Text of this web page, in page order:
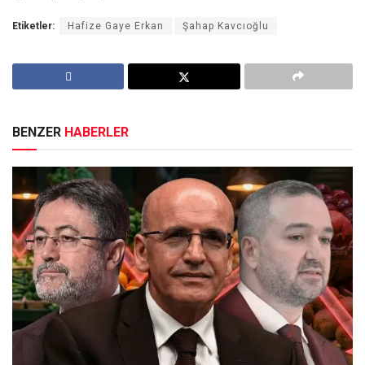
Etiketler: Hafize Gaye Erkan Şahap Kavcıoğlu
BENZER HABERLER